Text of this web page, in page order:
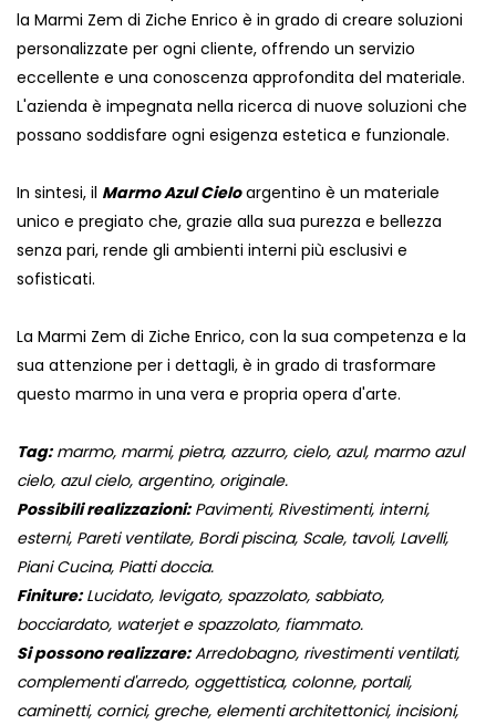
la Marmi Zem di Ziche Enrico è in grado di creare soluzioni
personalizzate per ogni cliente, offrendo un servizio
eccellente e una conoscenza approfondita del materiale.
L'azienda è impegnata nella ricerca di nuove soluzioni che
possano soddisfare ogni esigenza estetica e funzionale.
In sintesi, il Marmo Azul Cieloargentino è un materiale
unico e pregiato che, grazie alla sua purezza e bellezza
senza pari, rende gli ambienti interni più esclusivi e
sofisticati.
La Marmi Zem di Ziche Enrico, con la sua competenza e la
sua attenzione per i dettagli, è in grado di trasformare
questo marmo in una vera e propria opera d'arte.
Tag:marmo, marmi, pietra, azzurro, cielo, azul, marmo azul
cielo, azul cielo, argentino, originale.
Possibili realizzazioni:Pavimenti, Rivestimenti, interni,
esterni, Pareti ventilate, Bordi piscina, Scale, tavoli, Lavelli,
Piani Cucina, Piatti doccia.
Finiture:Lucidato, levigato, spazzolato, sabbiato,
bocciardato, waterjet e spazzolato, fiammato.
Si possono realizzare:Arredobagno, rivestimenti ventilati,
complementi d'arredo, oggettistica, colonne, portali,
caminetti, cornici, greche, elementi architettonici, incisioni,